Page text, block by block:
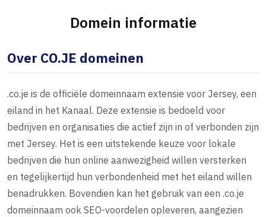
Domein informatie
Over CO.JE domeinen
.co.je is de officiële domeinnaam extensie voor Jersey, een
eiland in het Kanaal. Deze extensie is bedoeld voor
bedrijven en organisaties die actief zijn in of verbonden zijn
met Jersey. Het is een uitstekende keuze voor lokale
bedrijven die hun online aanwezigheid willen versterken
en tegelijkertijd hun verbondenheid met het eiland willen
benadrukken. Bovendien kan het gebruik van een .co.je
domeinnaam ook SEO-voordelen opleveren, aangezien